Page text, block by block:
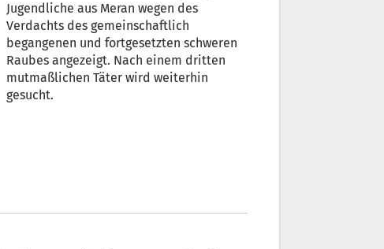
Jugendliche aus Meran wegen des
Verdachts des gemeinschaftlich
begangenen und fortgesetzten schweren
Raubes angezeigt. Nach einem dritten
mutmaßlichen Täter wird weiterhin
gesucht.